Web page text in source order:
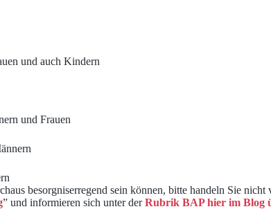
und auch Kindern
und Frauen
besorgniserregend sein können, bitte handeln Sie
” und informieren sich unter derRubrik BAP hier im Blog